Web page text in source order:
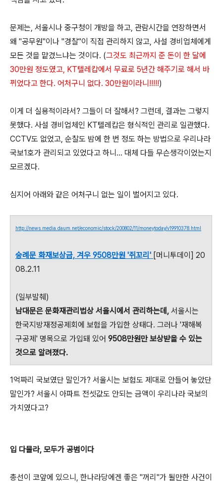
문제는, 서울시나 중구청이 개방을 하고, 관람시간을 연장하면서
왜 "공무원"이나 "경찰"이 직접 관리하지 않고, 사설 경비업체에게
모든 것을 맡겼느냐는 것이다. (그것도 최근까지 준 돈이 한 달에
30만원 정도였고, KT텔레캅에서 무료로 5년간 해주기로 해서 바
뀌었다고 한다. 어처구니 없다. 30만원이라니!!!!!)
이게 더 실용적이라서? 그들이 더 잘해서? 그런데, 결과는 그렇지
못했다. 사설 경비업체인 KT텔레캅은 형식적인 관리로 일관했다.
CCTV도 없었고, 순찰도 밤에 한 번 정도 하는 방법으로 우리나라
국보1호가 관리되고 있었다고 하니... 대체 다들 무슨생각이었는지
모르겠다.
심지어 아래와 같은 어처구니 없는 일이 벌어지고 있다.
http://news.media.daum.net/economic/stock/200802/11/moneytoday/v19910378.html
숭례문 화재보상금, 겨우 9508만원 '쥐꼬리' [머니투데이] 20
08.2.11
(일부발췌)
남대문은 문화재관리법상 서울시에서 관리하는데, 서울시는
한국지방재정공제회에 보험을 가입한 상태다. 그러나 '재해복
구공제' 명목으로 가입돼 있어 9508만원만 보상받을 수 있는
것으로 알려졌다.
1억짜리 국보였단 말인가? 서울시는 보험도 제대로 안들어 놓았단
말인가? 서울시 아파트 전셋값도 안되는 금액이 우리나라 국보의
가치였다고?
입 다물라, 모두가 공범이다
총선이 코앞에 있으니, 한나라당에겐 좋은 "꺼리"가 될만한 사건이